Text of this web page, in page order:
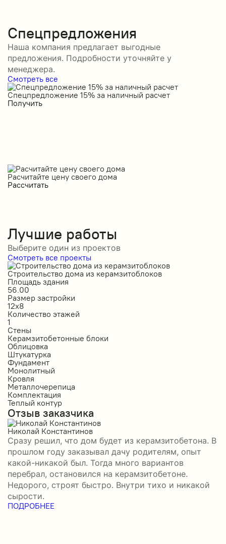
Спецпредложения
Наша компания предлагает выгодные
предложения. Подробности уточняйте у
менеджера.
Смотреть все
Спецпредложение 15% за наличный расчет
Получить
Расчитайте цену своего дома
Рассчитать
Лучшие работы
Выберите один из проектов
Смотреть все проекты
Строительство дома из керамзитоблоков
Площадь здания
56.00
Размер застройки
12х8
Количество этажей
1
Стены
Керамзитобетонные блоки
Облицовка
Штукатурка
Фундамент
Монолитный
Кровля
Металлочерепица
Комплектация
Теплый контур
Отзыв заказчика
Николай Константинов
Сразу решил, что дом будет из керамзитобетона. В
прошлом году заказывал дачу родителям, опыт
какой-никакой был. Тогда много вариантов
перебрал, остановился на керамзитобетоне.
Недорого, строят быстро. Внутри тихо и никакой
сырости.
ПОДРОБНЕЕ